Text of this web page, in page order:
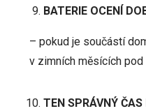
BATERIE OCENÍ
– pokud je součástí
v zimních měsících pod
TEN SPRÁVNÝ